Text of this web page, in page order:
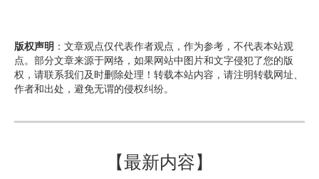
版权声明 ：文章观点仅代表作者观点，作为参考，不代表本站观
点。部分文章来源于网络，如果网站中图片和文字侵犯了您的版
权，请联系我们及时删除处理！转载本站内容，请注明转载网址、
作者和出处，避免无谓的侵权纠纷。
【最新内容】